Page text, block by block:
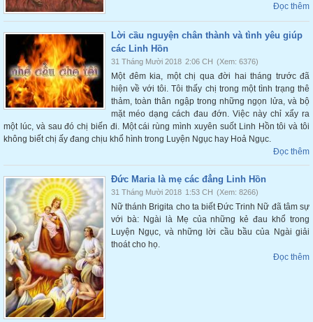
Đọc thêm
Lời cầu nguyện chân thành và tình yêu giúp
các Linh Hồn
31 Tháng Mười 2018 2:06 CH (Xem: 6376)
Một đêm kia, một chị qua đời hai tháng trước đã
hiện về với tôi. Tôi thấy chị trong một tình trạng thê
thảm, toàn thân ngập trong những ngọn lửa, và bộ
mặt méo dạng cách đau đớn. Việc này chỉ xẩy ra
một lúc, và sau đó chị biến đi. Một cái rùng mình xuyên suốt Linh Hồn tôi và tôi
không biết chị ấy đang chịu khổ hình trong Luyện Ngục hay Hoả Ngục.
Đọc thêm
Đức Maria là mẹ các đẳng Linh Hồn
31 Tháng Mười 2018 1:53 CH (Xem: 8266)
Nữ thánh Brigita cho ta biết Đức Trinh Nữ đã tâm sự
với bà: Ngài là Mẹ của những kẻ đau khổ trong
Luyện Ngục, và những lời cầu bầu của Ngài giải
thoát cho họ.
Đọc thêm